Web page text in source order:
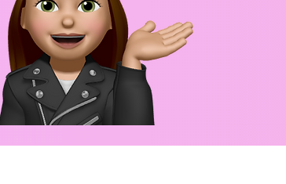
77891, CI 77491, TRIETOXICAPRILSILANO,
ÁCIDO CÍTRICO, SORBATO DE POTASIO